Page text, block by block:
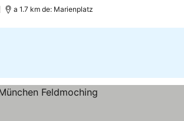
a 1.7 km de: Marienplatz